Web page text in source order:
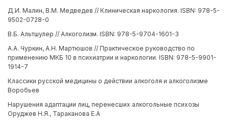
Д.И. Малин, В.М. Медведев // Клиническая наркология. ISBN: 978-5-
9502-0728-0
В.Б. Альтшулер // Алкоголизм. ISBN: 978-5-9704-1601-3
А.А. Чуркин, А.Н. Мартюшов // Практическое руководство по
применению МКБ 10 в психиатрии и наркологии. ISBN: 978-5-9901-
1914-7
Классики русской медицины о действии алкоголя и алкоголизме
Воробьев
Нарушения адаптации лиц, перенесших алкогольные психозы
Оруджев Н.Я., Тараканова Е.А